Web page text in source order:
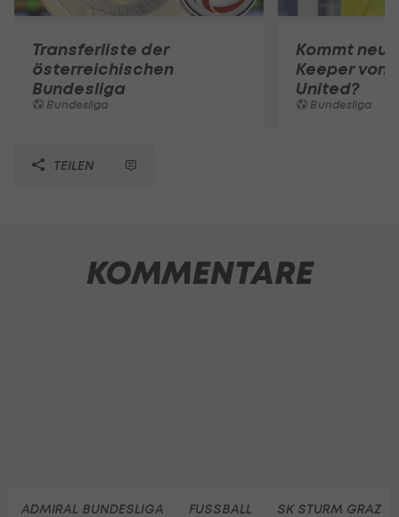
Transferliste der
österreichischen
Bundesliga
Bundesliga
Kommt
Keeper von
United?
Bundesliga
TEILEN
KOMMENTARE
ADMIRAL BUNDESLIGA FUSSBALL SK STURM GRAZ